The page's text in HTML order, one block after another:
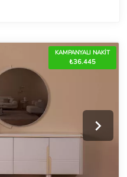
KAMPANYALI NAKİT
₺36.445